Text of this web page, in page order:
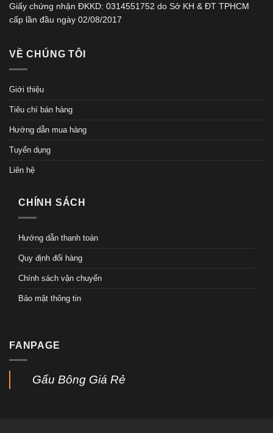
Giấy chứng nhận ĐKKD: 0314551752 do Sở KH & ĐT TPHCM
cấp lần đầu ngày 02/08/2017
VỀ CHÚNG TÔI
Giới thiệu
Tiêu chí bán hàng
Hướng dẫn mua hàng
Tuyển dụng
Liên hệ
CHÍNH SÁCH
Hướng dẫn thanh toán
Quy định đổi hàng
Chính sách vận chuyển
Bảo mật thông tin
FANPAGE
Gấu Bông Giá Rẻ